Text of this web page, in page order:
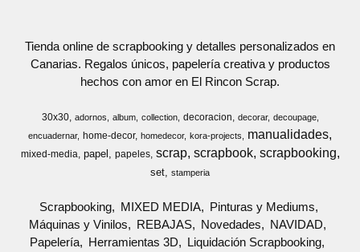
Tienda online de scrapbooking y detalles personalizados en
Canarias. Regalos únicos, papelería creativa y productos
hechos con amor en El Rincon Scrap.
30x30 adornos album collection decoracion decorar
decoupage
encuadernar
home-decor homedecor kora-projects manualidades
mixed-media papel papeles scrap scrapbook scrapbooking
set stamperia
Scrapbooking MIXED MEDIA
Pinturas y Mediums
Máquinas y Vinilos
REBAJAS Novedades
NAVIDAD
Papelería
Herramientas 3D
Liquidación Scrapbooking